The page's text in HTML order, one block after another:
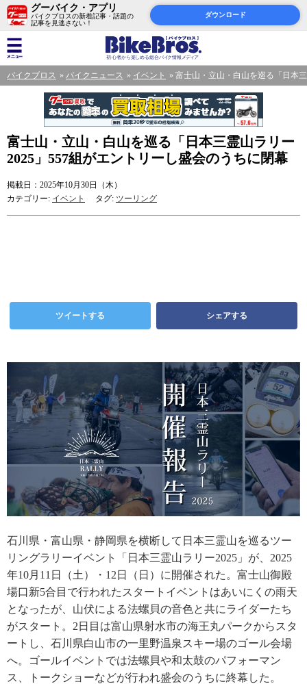
グーバイク・アプリ
バイクブロスの新着記事・話題の
記事を見逃さない！
ダウンロード
バイクブロス バイクニュース イベント 富士山・立山・白山を巡る「日本
富士山・立山・白山を巡る「日本三霊山ラリー
2025」557組がエントリーし盛会のうちに閉幕
掲載日：2025年10月30日（木）
カテゴリー: イベント タグ: ツーリング
ツイートする シェアする
石川県・富山県・静岡県を横断して日本三霊山を巡るツー
リングラリーイベント「日本三霊山ラリー2025」が、2025
年10月11日（土）・12日（日）に開催された。富士山御殿
場口新5合目で行われたスタートイベントはあいにくの雨天
となったが、山伏による法螺貝の音色と共にライダーたち
がスタート。2日目は富山県射水市の海王丸パークからスタ
ートし、石川県白山市の一里野温泉スキー場のゴール会場
へ。ゴールイベントでは法螺貝や和太鼓のパフォーマン
ス、トークショーなどが行われ盛会のうちに終幕した。